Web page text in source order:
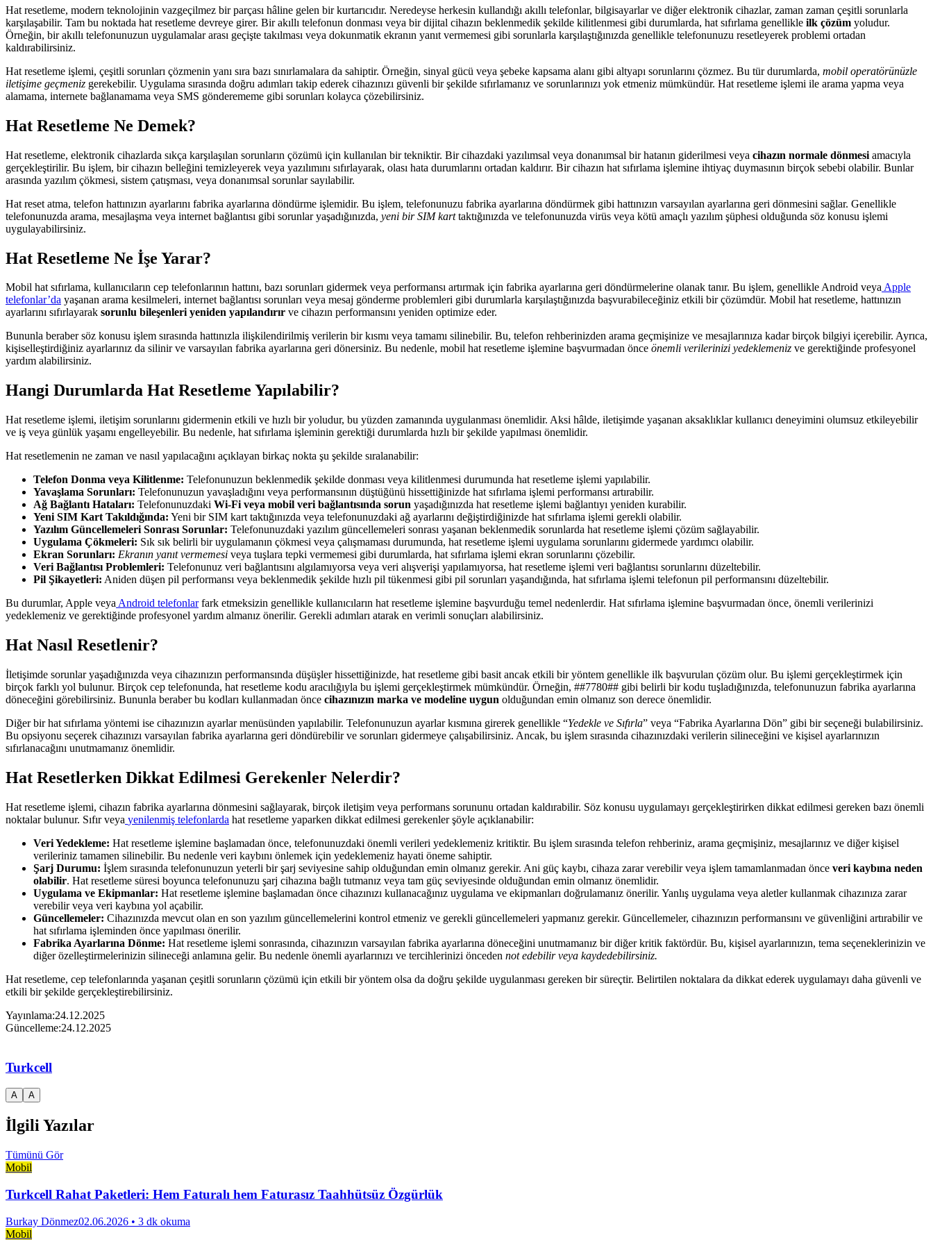
Hat resetleme, modern teknolojinin vazgeçilmez bir parçası hâline gelen bir kurtarıcıdır. Neredeyse herkesin kullandığı akıllı telefonlar, bilgisayarlar ve diğer elektronik cihazlar, zaman zaman çeşitli sorunlarla
karşılaşabilir. Tam bu noktada hat resetleme devreye girer. Bir akıllı telefonun donması veya bir dijital cihazın beklenmedik şekilde kilitlenmesi gibi durumlarda, hat sıfırlama genellikle ilk çözüm yoludur.
Örneğin, bir akıllı telefonunuzun uygulamalar arası geçişte takılması veya dokunmatik ekranın yanıt vermemesi gibi sorunlarla karşılaştığınızda genellikle telefonunuzu resetleyerek problemi ortadan
kaldırabilirsiniz.
Hat resetleme işlemi, çeşitli sorunları çözmenin yanı sıra bazı sınırlamalara da sahiptir. Örneğin, sinyal gücü veya şebeke kapsama alanı gibi altyapı sorunlarını çözmez. Bu tür durumlarda, mobil operatörünüzle
iletişime geçmeniz gerekebilir. Uygulama sırasında doğru adımları takip ederek cihazınızı güvenli bir şekilde sıfırlamanız ve sorunlarınızı yok etmeniz mümkündür. Hat resetleme işlemi ile arama yapma veya
alamama, internete bağlanamama veya SMS gönderememe gibi sorunları kolayca çözebilirsiniz.
Hat Resetleme Ne Demek?
Hat resetleme, elektronik cihazlarda sıkça karşılaşılan sorunların çözümü için kullanılan bir tekniktir. Bir cihazdaki yazılımsal veya donanımsal bir hatanın giderilmesi veya cihazın normale dönmesi amacıyla
gerçekleştirilir. Bu işlem, bir cihazın belleğini temizleyerek veya yazılımını sıfırlayarak, olası hata durumlarını ortadan kaldırır. Bir cihazın hat sıfırlama işlemine ihtiyaç duymasının birçok sebebi olabilir. Bunlar
arasında yazılım çökmesi, sistem çatışması, veya donanımsal sorunlar sayılabilir.
Hat reset atma, telefon hattınızın ayarlarını fabrika ayarlarına döndürme işlemidir. Bu işlem, telefonunuzu fabrika ayarlarına döndürmek gibi hattınızın varsayılan ayarlarına geri dönmesini sağlar. Genellikle
telefonunuzda arama, mesajlaşma veya internet bağlantısı gibi sorunlar yaşadığınızda, yeni bir SIM karttaktığınızda ve telefonunuzda virüs veya kötü amaçlı yazılım şüphesi olduğunda söz konusu işlemi
uygulayabilirsiniz.
Hat Resetleme Ne İşe Yarar?
Mobil hat sıfırlama, kullanıcıların cep telefonlarının hattını, bazı sorunları gidermek veya performansı artırmak için fabrika ayarlarına geri döndürmelerine olanak tanır. Bu işlem, genellikle Android veyaApple
telefonlar’da yaşanan arama kesilmeleri, internet bağlantısı sorunları veya mesaj gönderme problemleri gibi durumlarla karşılaştığınızda başvurabileceğiniz etkili bir çözümdür. Mobil hat resetleme, hattınızın
ayarlarını sıfırlayarak sorunlu bileşenleri yeniden yapılandırır ve cihazın performansını yeniden optimize eder.
Bununla beraber söz konusu işlem sırasında hattınızla ilişkilendirilmiş verilerin bir kısmı veya tamamı silinebilir. Bu, telefon rehberinizden arama geçmişinize ve mesajlarınıza kadar birçok bilgiyi içerebilir. Ayrıca,
kişiselleştirdiğiniz ayarlarınız da silinir ve varsayılan fabrika ayarlarına geri dönersiniz. Bu nedenle, mobil hat resetleme işlemine başvurmadan önce önemli verilerinizi yedeklemeniz ve gerektiğinde profesyonel
yardım alabilirsiniz.
Hangi Durumlarda Hat Resetleme Yapılabilir?
Hat resetleme işlemi, iletişim sorunlarını gidermenin etkili ve hızlı bir yoludur, bu yüzden zamanında uygulanması önemlidir. Aksi hâlde, iletişimde yaşanan aksaklıklar kullanıcı deneyimini olumsuz etkileyebilir
ve iş veya günlük yaşamı engelleyebilir. Bu nedenle, hat sıfırlama işleminin gerektiği durumlarda hızlı bir şekilde yapılması önemlidir.
Hat resetlemenin ne zaman ve nasıl yapılacağını açıklayan birkaç nokta şu şekilde sıralanabilir:
Telefon Donma veya Kilitlenme: Telefonunuzun beklenmedik şekilde donması veya kilitlenmesi durumunda hat resetleme işlemi yapılabilir.
Yavaşlama Sorunları: Telefonunuzun yavaşladığını veya performansının düştüğünü hissettiğinizde hat sıfırlama işlemi performansı artırabilir.
Ağ Bağlantı Hataları: Telefonunuzdaki Wi-Fi veya mobil veri bağlantısında sorun yaşadığınızda hat resetleme işlemi bağlantıyı yeniden kurabilir.
Yeni SIM Kart Takıldığında: Yeni bir SIM kart taktığınızda veya telefonunuzdaki ağ ayarlarını değiştirdiğinizde hat sıfırlama işlemi gerekli olabilir.
Yazılım Güncellemeleri Sonrası Sorunlar: Telefonunuzdaki yazılım güncellemeleri sonrası yaşanan beklenmedik sorunlarda hat resetleme işlemi çözüm sağlayabilir.
Uygulama Çökmeleri: Sık sık belirli bir uygulamanın çökmesi veya çalışmaması durumunda, hat resetleme işlemi uygulama sorunlarını gidermede yardımcı olabilir.
Ekran Sorunları: Ekranın yanıt vermemesi veya tuşlara tepki vermemesi gibi durumlarda, hat sıfırlama işlemi ekran sorunlarını çözebilir.
Veri Bağlantısı Problemleri: Telefonunuz veri bağlantısını algılamıyorsa veya veri alışverişi yapılamıyorsa, hat resetleme işlemi veri bağlantısı sorunlarını düzeltebilir.
Pil Şikayetleri: Aniden düşen pil performansı veya beklenmedik şekilde hızlı pil tükenmesi gibi pil sorunları yaşandığında, hat sıfırlama işlemi telefonun pil performansını düzeltebilir.
Bu durumlar, Apple veya Android telefonlarfark etmeksizin genellikle kullanıcıların hat resetleme işlemine başvurduğu temel nedenlerdir. Hat sıfırlama işlemine başvurmadan önce, önemli verilerinizi
yedeklemeniz ve gerektiğinde profesyonel yardım almanız önerilir. Gerekli adımları atarak en verimli sonuçları alabilirsiniz.
Hat Nasıl Resetlenir?
İletişimde sorunlar yaşadığınızda veya cihazınızın performansında düşüşler hissettiğinizde, hat resetleme gibi basit ancak etkili bir yöntem genellikle ilk başvurulan çözüm olur. Bu işlemi gerçekleştirmek için
birçok farklı yol bulunur. Birçok cep telefonunda, hat resetleme kodu aracılığıyla bu işlemi gerçekleştirmek mümkündür. Örneğin, ##7780## gibi belirli bir kodu tuşladığınızda, telefonunuzun fabrika ayarlarına
döneceğini görebilirsiniz. Bununla beraber bu kodları kullanmadan önce cihazınızın marka ve modeline uygun olduğundan emin olmanız son derece önemlidir.
Diğer bir hat sıfırlama yöntemi ise cihazınızın ayarlar menüsünden yapılabilir. Telefonunuzun ayarlar kısmına girerek genellikle “Yedekle ve Sıfırla” veya “Fabrika Ayarlarına Dön” gibi bir seçeneği bulabilirsiniz.
Bu opsiyonu seçerek cihazınızı varsayılan fabrika ayarlarına geri döndürebilir ve sorunları gidermeye çalışabilirsiniz. Ancak, bu işlem sırasında cihazınızdaki verilerin silineceğini ve kişisel ayarlarınızın
sıfırlanacağını unutmamanız önemlidir.
Hat Resetlerken Dikkat Edilmesi Gerekenler Nelerdir?
Hat resetleme işlemi, cihazın fabrika ayarlarına dönmesini sağlayarak, birçok iletişim veya performans sorununu ortadan kaldırabilir. Söz konusu uygulamayı gerçekleştirirken dikkat edilmesi gereken bazı önemli
noktalar bulunur. Sıfır veya yenilenmiş telefonlarda hat resetleme yaparken dikkat edilmesi gerekenler şöyle açıklanabilir:
Veri Yedekleme: Hat resetleme işlemine başlamadan önce, telefonunuzdaki önemli verileri yedeklemeniz kritiktir. Bu işlem sırasında telefon rehberiniz, arama geçmişiniz, mesajlarınız ve diğer kişisel
verileriniz tamamen silinebilir. Bu nedenle veri kaybını önlemek için yedeklemeniz hayati öneme sahiptir.
Şarj Durumu: İşlem sırasında telefonunuzun yeterli bir şarj seviyesine sahip olduğundan emin olmanız gerekir. Ani güç kaybı, cihaza zarar verebilir veya işlem tamamlanmadan önce veri kaybına neden
olabilir. Hat resetleme süresi boyunca telefonunuzu şarj cihazına bağlı tutmanız veya tam güç seviyesinde olduğundan emin olmanız önemlidir.
Uygulama ve Ekipmanlar: Hat resetleme işlemine başlamadan önce cihazınızı kullanacağınız uygulama ve ekipmanları doğrulamanız önerilir. Yanlış uygulama veya aletler kullanmak cihazınıza zarar
verebilir veya veri kaybına yol açabilir.
Güncellemeler: Cihazınızda mevcut olan en son yazılım güncellemelerini kontrol etmeniz ve gerekli güncellemeleri yapmanız gerekir. Güncellemeler, cihazınızın performansını ve güvenliğini artırabilir ve
hat sıfırlama işleminden önce yapılması önerilir.
Fabrika Ayarlarına Dönme: Hat resetleme işlemi sonrasında, cihazınızın varsayılan fabrika ayarlarına döneceğini unutmamanız bir diğer kritik faktördür. Bu, kişisel ayarlarınızın, tema seçeneklerinizin ve
diğer özelleştirmelerinizin silineceği anlamına gelir. Bu nedenle önemli ayarlarınızı ve tercihlerinizi önceden not edebilir veya kaydedebilirsiniz.
Hat resetleme, cep telefonlarında yaşanan çeşitli sorunların çözümü için etkili bir yöntem olsa da doğru şekilde uygulanması gereken bir süreçtir. Belirtilen noktalara da dikkat ederek uygulamayı daha güvenli ve
etkili bir şekilde gerçekleştirebilirsiniz.
Yayınlama:24.12.2025
Güncelleme:24.12.2025
Turkcell
A A
İlgili Yazılar
Tümünü Gör
Mobil
Turkcell Rahat Paketleri: Hem Faturalı hem Faturasız Taahhütsüz Özgürlük
Burkay Dönmez02.06.2026 • 3 dk okuma
Mobil